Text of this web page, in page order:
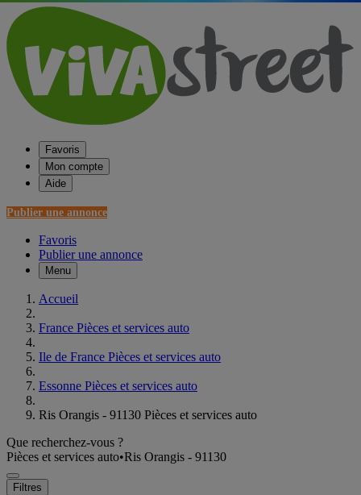
Favoris
Mon compte
Aide
Publier une annonce
Favoris
Publier une annonce
Menu
Accueil
France Pièces et services auto
Ile de France Pièces et services auto
Essonne Pièces et services auto
Ris Orangis - 91130 Pièces et services auto
Que recherchez-vous ?
Pièces et services auto•Ris Orangis - 91130
Filtres